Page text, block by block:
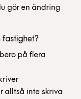
gör en ändring
fastighet?
på flera
alltså inte skriva